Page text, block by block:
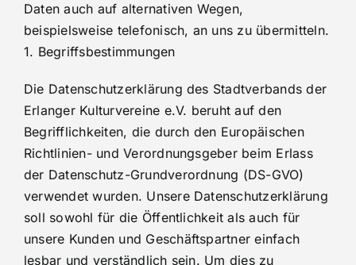
Daten auch auf alternativen Wegen,
beispielsweise telefonisch, an uns zu übermitteln.
1. Begriffsbestimmungen
Die Datenschutzerklärung des Stadtverbands der
Erlanger Kulturvereine e.V. beruht auf den
Begrifflichkeiten, die durch den Europäischen
Richtlinien- und Verordnungsgeber beim Erlass
der Datenschutz-Grundverordnung (DS-GVO)
verwendet wurden. Unsere Datenschutzerklärung
soll sowohl für die Öffentlichkeit als auch für
unsere Kunden und Geschäftspartner einfach
lesbar und verständlich sein. Um dies zu